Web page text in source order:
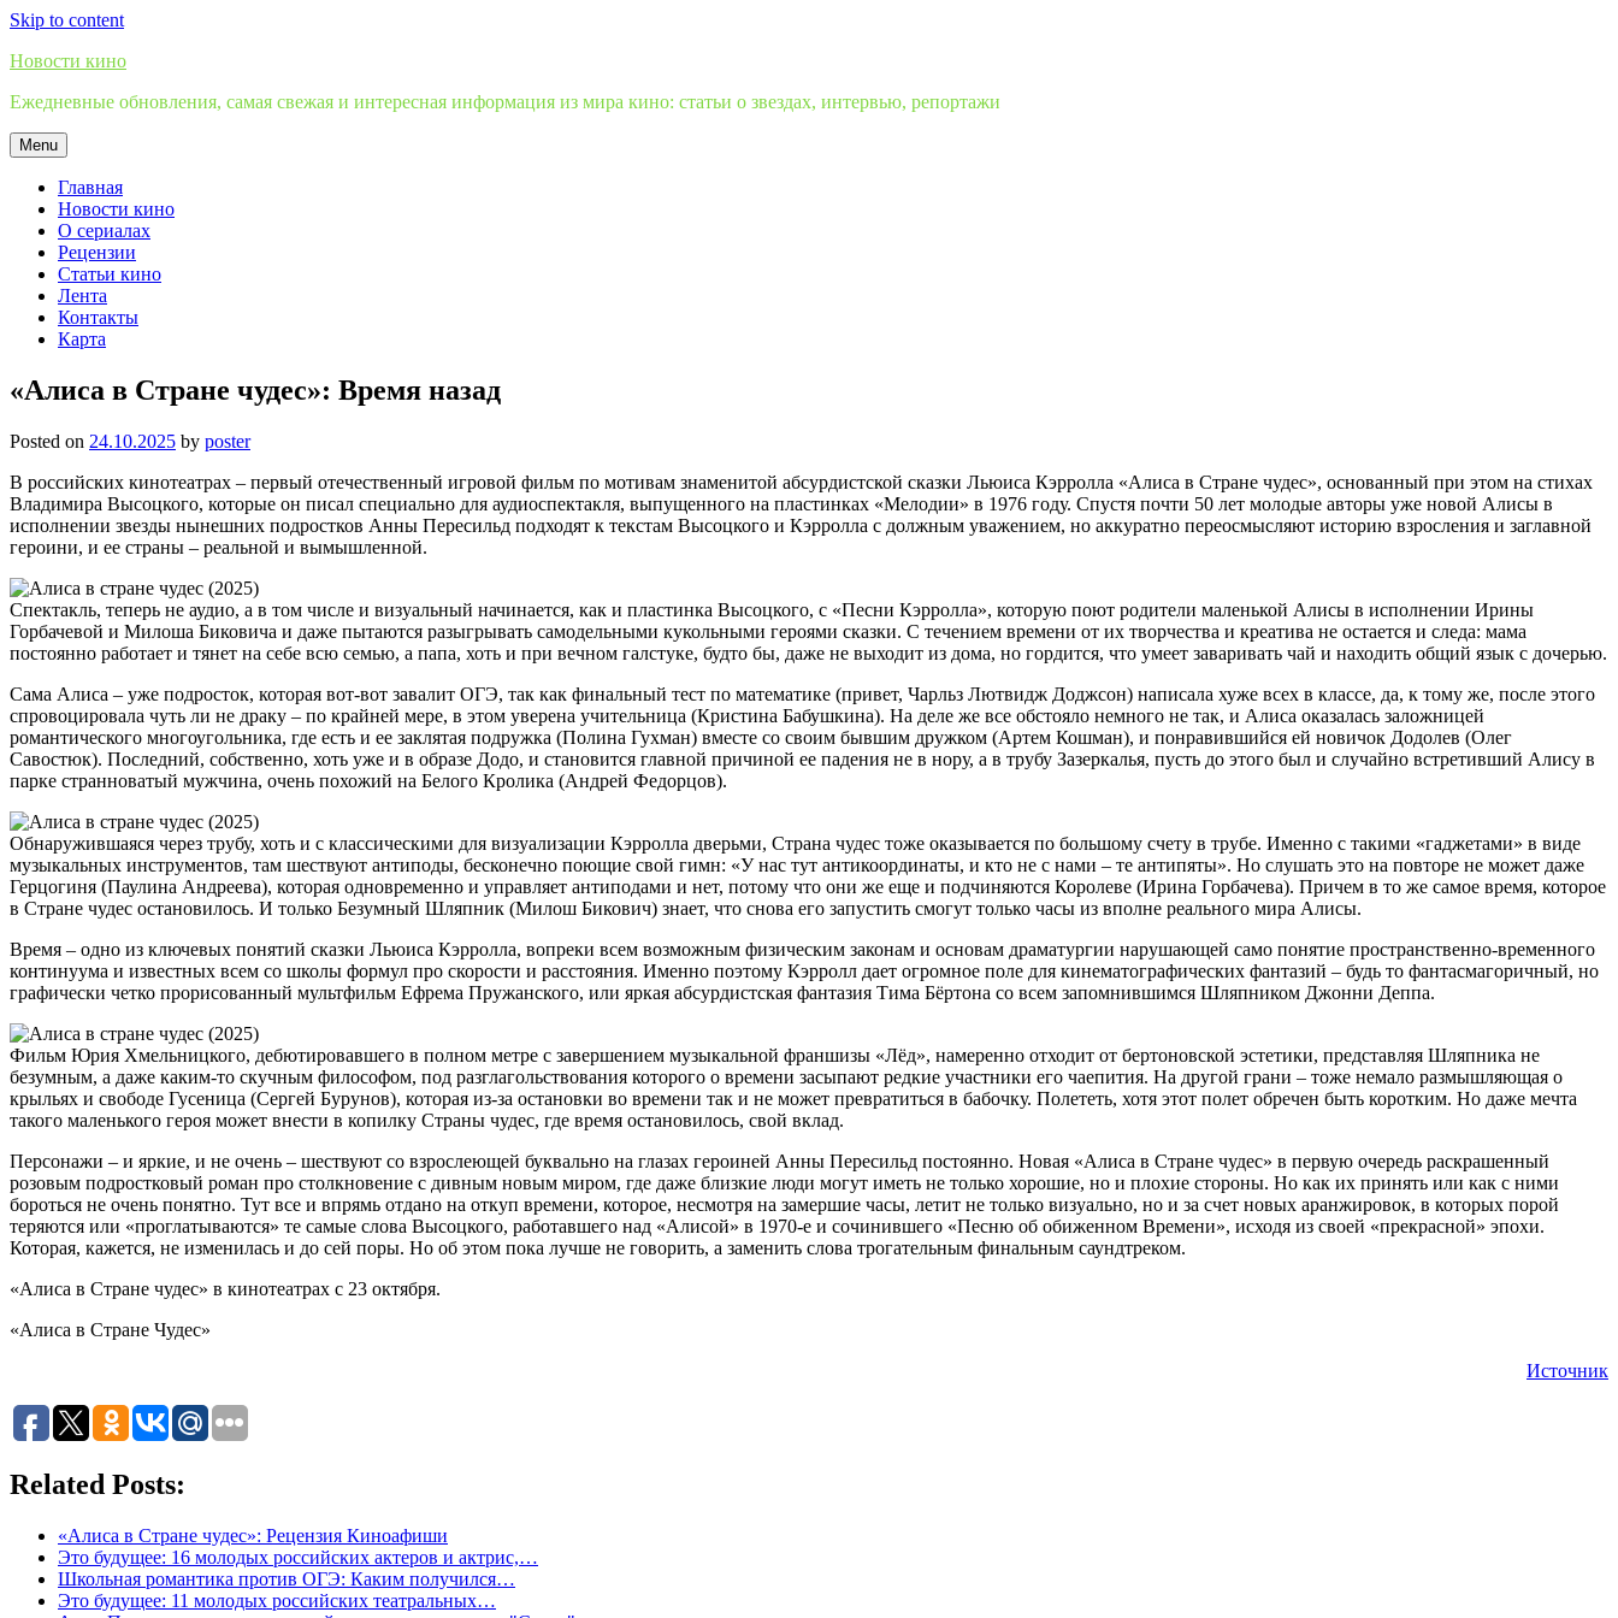
Skip to content
Новости кино
Ежедневные обновления, самая свежая и интересная информация из мира кино: статьи о звездах, интервью, репортажи
Menu
Главная
Новости кино
О сериалах
Рецензии
Статьи кино
Лента
Контакты
Карта
«Алиса в Стране чудес»: Время назад
Posted on 24.10.2025 by poster
В российских кинотеатрах – первый отечественный игровой фильм по мотивам знаменитой абсурдистской сказки Льюиса Кэрролла «Алиса в Стране чудес», основанный при этом на стихах
Владимира Высоцкого, которые он писал специально для аудиоспектакля, выпущенного на пластинках «Мелодии» в 1976 году. Спустя почти 50 лет молодые авторы уже новой Алисы в
исполнении звезды нынешних подростков Анны Пересильд подходят к текстам Высоцкого и Кэрролла с должным уважением, но аккуратно переосмысляют историю взросления и заглавной
героини, и ее страны – реальной и вымышленной.
Спектакль, теперь не аудио, а в том числе и визуальный начинается, как и пластинка Высоцкого, с «Песни Кэрролла», которую поют родители маленькой Алисы в исполнении Ирины
Горбачевой и Милоша Биковича и даже пытаются разыгрывать самодельными кукольными героями сказки. С течением времени от их творчества и креатива не остается и следа: мама
постоянно работает и тянет на себе всю семью, а папа, хоть и при вечном галстуке, будто бы, даже не выходит из дома, но гордится, что умеет заваривать чай и находить общий язык с дочерью.
Сама Алиса – уже подросток, которая вот-вот завалит ОГЭ, так как финальный тест по математике (привет, Чарльз Лютвидж Доджсон) написала хуже всех в классе, да, к тому же, после этого
спровоцировала чуть ли не драку – по крайней мере, в этом уверена учительница (Кристина Бабушкина). На деле же все обстояло немного не так, и Алиса оказалась заложницей
романтического многоугольника, где есть и ее заклятая подружка (Полина Гухман) вместе со своим бывшим дружком (Артем Кошман), и понравившийся ей новичок Додолев (Олег
Савостюк). Последний, собственно, хоть уже и в образе Додо, и становится главной причиной ее падения не в нору, а в трубу Зазеркалья, пусть до этого был и случайно встретивший Алису в
парке странноватый мужчина, очень похожий на Белого Кролика (Андрей Федорцов).
Обнаружившаяся через трубу, хоть и с классическими для визуализации Кэрролла дверьми, Страна чудес тоже оказывается по большому счету в трубе. Именно с такими «гаджетами» в виде
музыкальных инструментов, там шествуют антиподы, бесконечно поющие свой гимн: «У нас тут антикоординаты, и кто не с нами – те антипяты». Но слушать это на повторе не может даже
Герцогиня (Паулина Андреева), которая одновременно и управляет антиподами и нет, потому что они же еще и подчиняются Королеве (Ирина Горбачева). Причем в то же самое время, которое
в Стране чудес остановилось. И только Безумный Шляпник (Милош Бикович) знает, что снова его запустить смогут только часы из вполне реального мира Алисы.
Время – одно из ключевых понятий сказки Льюиса Кэрролла, вопреки всем возможным физическим законам и основам драматургии нарушающей само понятие пространственно-временного
континуума и известных всем со школы формул про скорости и расстояния. Именно поэтому Кэрролл дает огромное поле для кинематографических фантазий – будь то фантасмагоричный, но
графически четко прорисованный мультфильм Ефрема Пружанского, или яркая абсурдистская фантазия Тима Бёртона со всем запомнившимся Шляпником Джонни Деппа.
Фильм Юрия Хмельницкого, дебютировавшего в полном метре с завершением музыкальной франшизы «Лёд», намеренно отходит от бертоновской эстетики, представляя Шляпника не
безумным, а даже каким-то скучным философом, под разглагольствования которого о времени засыпают редкие участники его чаепития. На другой грани – тоже немало размышляющая о
крыльях и свободе Гусеница (Сергей Бурунов), которая из-за остановки во времени так и не может превратиться в бабочку. Полететь, хотя этот полет обречен быть коротким. Но даже мечта
такого маленького героя может внести в копилку Страны чудес, где время остановилось, свой вклад.
Персонажи – и яркие, и не очень – шествуют со взрослеющей буквально на глазах героиней Анны Пересильд постоянно. Новая «Алиса в Стране чудес» в первую очередь раскрашенный
розовым подростковый роман про столкновение с дивным новым миром, где даже близкие люди могут иметь не только хорошие, но и плохие стороны. Но как их принять или как с ними
бороться не очень понятно. Тут все и впрямь отдано на откуп времени, которое, несмотря на замершие часы, летит не только визуально, но и за счет новых аранжировок, в которых порой
теряются или «проглатываются» те самые слова Высоцкого, работавшего над «Алисой» в 1970-е и сочинившего «Песню об обиженном Времени», исходя из своей «прекрасной» эпохи.
Которая, кажется, не изменилась и до сей поры. Но об этом пока лучше не говорить, а заменить слова трогательным финальным саундтреком.
«Алиса в Стране чудес» в кинотеатрах с 23 октября.
«Алиса в Стране Чудес»
Источник
Related Posts:
«Алиса в Стране чудес»: Рецензия Киноафиши
Это будущее: 16 молодых российских актеров и актрис,…
Школьная романтика против ОГЭ: Каким получился…
Это будущее: 11 молодых российских театральных…